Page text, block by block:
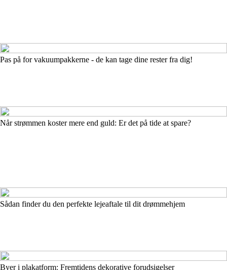
Pas på for vakuumpakkerne - de kan tage dine rester fra dig!
Når strømmen koster mere end guld: Er det på tide at spare?
Sådan finder du den perfekte lejeaftale til dit drømmehjem
Byer i plakatform: Fremtidens dekorative forudsigelser